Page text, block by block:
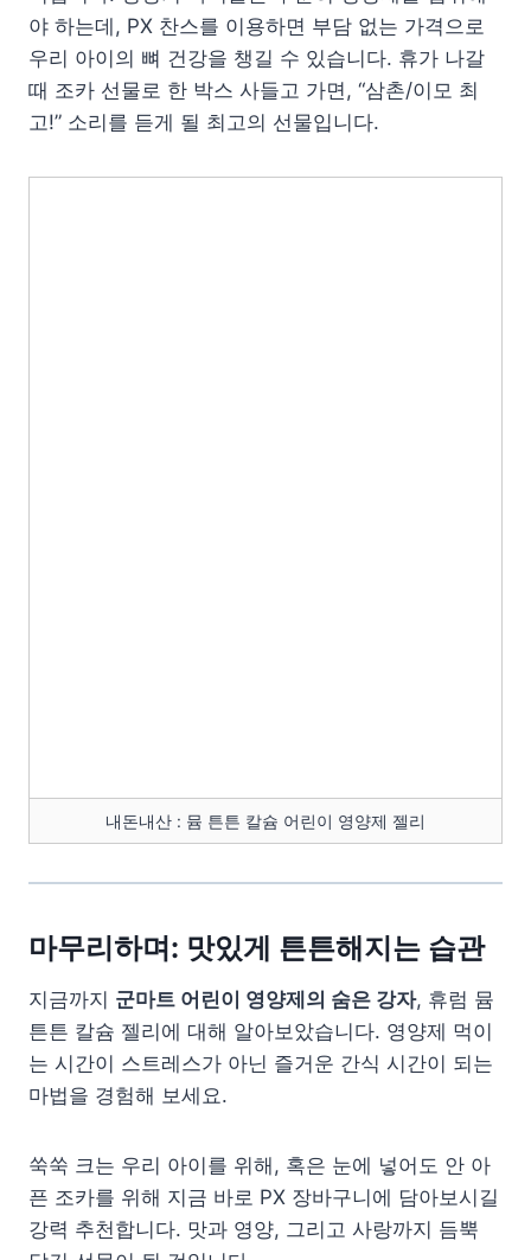
야 하는데, PX 찬스를 이용하면 부담 없는 가격으로
우리 아이의 뼈 건강을 챙길 수 있습니다. 휴가 나갈
때 조카 선물로 한 박스 사들고 가면, “삼촌/이모 최
고!” 소리를 듣게 될 최고의 선물입니다.
내돈내산 : 뮴 튼튼 칼슘 어린이 영양제 젤리
마무리하며: 맛있게 튼튼해지는 습관
지금까지 군마트 어린이 영양제의 숨은 강자, 휴럼 뮴
튼튼 칼슘 젤리에 대해 알아보았습니다. 영양제 먹이
는 시간이 스트레스가 아닌 즐거운 간식 시간이 되는
마법을 경험해 보세요.
쑥쑥 크는 우리 아이를 위해, 혹은 눈에 넣어도 안 아
픈 조카를 위해 지금 바로 PX 장바구니에 담아보시길
강력 추천합니다. 맛과 영양, 그리고 사랑까지 듬뿍